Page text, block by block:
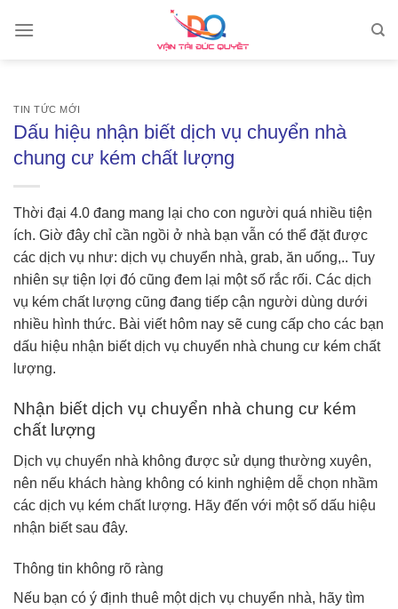
TIN TỨC MỚI
Dấu hiệu nhận biết dịch vụ chuyển nhà
chung cư kém chất lượng
Thời đại 4.0 đang mang lại cho con người quá nhiều tiện
ích. Giờ đây chỉ cần ngồi ở nhà bạn vẫn có thể đặt được
các dịch vụ như: dịch vụ chuyển nhà, grab, ăn uống,.. Tuy
nhiên sự tiện lợi đó cũng đem lại một số rắc rối. Các dịch
vụ kém chất lượng cũng đang tiếp cận người dùng dưới
nhiều hình thức. Bài viết hôm nay sẽ cung cấp cho các bạn
dấu hiệu nhận biết dịch vụ chuyển nhà chung cư kém chất
lượng.
Nhận biết dịch vụ chuyển nhà chung cư kém
chất lượng
Dịch vụ chuyển nhà không được sử dụng thường xuyên,
nên nếu khách hàng không có kinh nghiệm dễ chọn nhầm
các dịch vụ kém chất lượng. Hãy đến với một số dấu hiệu
nhận biết sau đây.
Thông tin không rõ ràng
Nếu bạn có ý định thuê một dịch vụ chuyển nhà, hãy tìm